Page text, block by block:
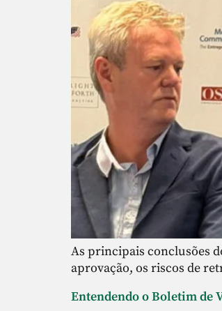
As principais conclusões
aprovação, os riscos de
Entendendo o Boletim de